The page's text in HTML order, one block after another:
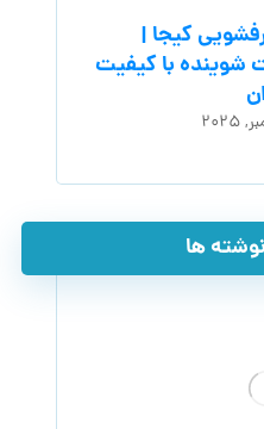
کیجا |
شوینده با کیفیت
ها